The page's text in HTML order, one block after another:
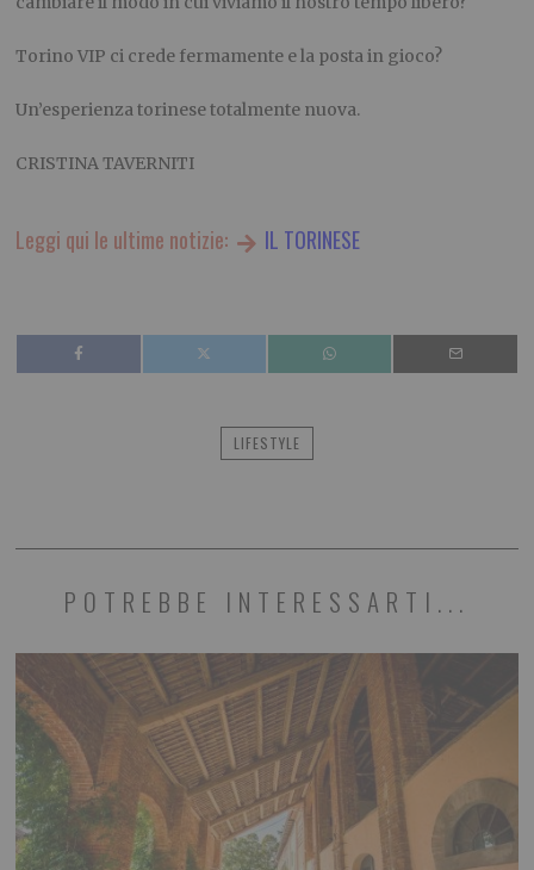
Torino VIP ci crede fermamente e la posta in gioco?
Un’esperienza torinese totalmente nuova.
CRISTINA TAVERNITI
Leggi qui le ultime notizie: IL TORINESE
LIFESTYLE
POTREBBE INTERESSARTI...